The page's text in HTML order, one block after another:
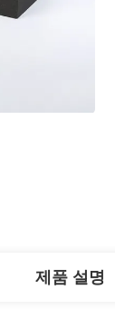
제품 설명